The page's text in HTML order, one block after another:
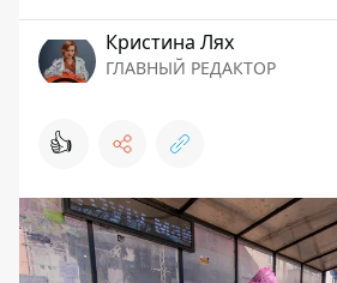
Кристина Лях
ГЛАВНЫЙ РЕДАКТОР
👍